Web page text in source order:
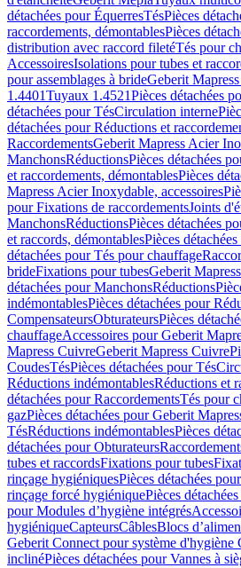
détachées pour ÉquerresTésPièces
raccordements, démontablesPièces
distribution avec raccord filetéTés pour
AccessoiresIsolations pour tubes et
pour assemblages à brideGeberit
1.4401Tuyaux 1.4521Pièces détachées
détachées pour TésCirculation interne
détachées pour Réductions et
RaccordementsGeberit Mapress Acier
ManchonsRéductionsPièces détachées
et raccordements, démontablesPièces
Mapress Acier Inoxydable, accessoires
pour Fixations de raccordementsJoints
ManchonsRéductionsPièces détachées
et raccords, démontablesPièces
détachées pour Tés pour chauffage
brideFixations pour tubesGeberit
détachées pour ManchonsRéductions
indémontablesPièces détachées pour
CompensateursObturateursPièces
chauffageAccessoires pour Geberit
Mapress CuivreGeberit Mapress Cuivre
CoudesTésPièces détachées pour Tés
Réductions indémontablesRéductions et
détachées pour RaccordementsTés pour
gazPièces détachées pour Geberit
TésRéductions indémontablesPièces
détachées pour Obturateurs
tubes et raccordsFixations pour tubes
rinçage hygiéniquesPièces détachées
rinçage forcé hygiéniquePièces
pour Modules d’hygiène intégrés
hygiéniqueCapteursCâblesBlocs
Geberit Connect pour système d'hygiène
inclinéPièces détachées pour Vannes à